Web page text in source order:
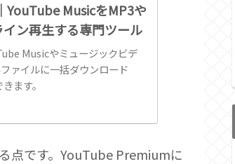
YouTube MusicをMP3や
ン再生する専門ツール
Musicやミュージックビデ
ァイルに一括ダウンロード
ます。
点です。YouTube Premiumに